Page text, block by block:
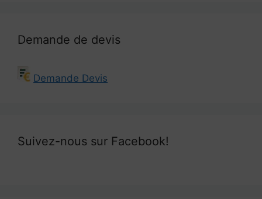
Demande de devis
Demande Devis
Suivez-nous sur Facebook!